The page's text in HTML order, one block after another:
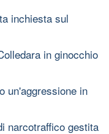
inchiesta sul
in ginocchio
un'aggressione in
narcotraffico gestita